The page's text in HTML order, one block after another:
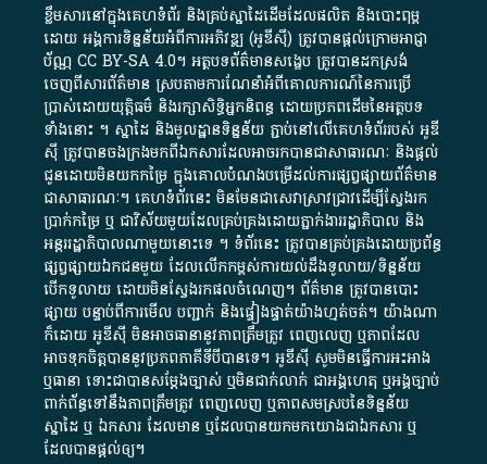
ខ្លឹមសារ​នៅ​ក្នុង​គេហទំព័រ និង​គ្រប់​ស្នា​ដៃ​ដើម​ដែល​ផលិត​ និង​បោះពុម្ព​
ដោយ​ អង្គការ​ទិន្នន័យ​អំពី​ការអភិវឌ្ឍ​​ (អូ​ឌី​ស៊ី)​ ត្រូវ​បាន​ផ្តល់​ក្រោម​អាជ្ញា
ប័ណ្ណ​CC BY-SA 4.0។​ អត្ថបទ​ព័ត៌មាន​សង្ខេប​ ត្រូវ​បាន​ដកស្រង់​
ចេញពី​សារព័ត៌មាន ស្របតាមការ​ណែនាំ​អំពី​គោលការណ៍​នៃ​ការ​ប្រើ
ប្រាស់​ដោយ​យុត្តិធម៌​ និង​រក្សាសិទ្ធិអ្នកនិពន្ធ ដោយ​ប្រភពដើម​នៃ​​អត្ថបទ
ទាំង​នោះ​ ។​ ស្នាដៃ​ និង​មូលដ្ឋាន​ទិន្នន័យ ​ភ្ជាប់​នៅ​លើ​គេហទំព័រ​របស់​ អូ​ឌី​
ស៊ី​ ត្រូវ​បាន​ចងក្រង​មក​ពី​ឯកសារ​ដែល​អាច​រក​បានជា​សាធារណៈ​ និង​ផ្តល់​
ជូន​ដោយ​មិន​យក​កម្រៃ​ ក្នុង​គោលបំណង​បម្រើ​ដល់ការ​ផ្សព្វផ្សាយ​ព័ត៌មាន​
ជា​សាធារណៈ​។​ គេហទំព័រ​នេះ​ មិនមែន​ជា​សេវា​ស្រាវជ្រាវ​ដើម្បី​ស្វែងរក
ប្រាក់​កម្រៃ​ ឬ​ ជា​វិស័យ​មួយ​ដែល​គ្រប់គ្រង​ដោយ​ភ្នាក់ងារ​រដ្ឋាភិបាល​ និង ​
អន្តររដ្ឋាភិបាល​ណាមួយ​នោះ​ទេ ​។​ ទំព័រ​នេះ​ ត្រូវ​បាន​គ្រប់គ្រង​ដោយ​ប្រព័ន្ធ​
ផ្សព្វផ្សាយ​ឯកជន​មួយ​ ដែល​លើកកម្ពស់​ការ​យល់​ដឹង​ទូលាយ​/​ទិន្នន័យ​
បើក​ទូលាយ​ ដោយ​មិនស្វែង​រក​ផល​ចំណេញ​។​ ព័ត៌មាន​ ត្រូវ​បាន​បោះ
ផ្សាយ​ បន្ទាប់​ពី​ការ​មើល​ បញ្ជាក់​ និង​ផ្ទៀងផ្ទាត់​យ៉ាង​ហ្មត់ចត់​។​ យ៉ាងណា​
ក៏​ដោយ​ អូ​ឌី​ស៊ី​ មិន​អាច​ធានា​នូវ​ភាព​ត្រឹមត្រូវ​ ពេញលេញ​ ឬ​ភាព​ដែល​
អាច​ទុកចិត្ត​បាននូវ​ប្រភព​ភាគី​ទី​បី​បាន​ទេ​។​ អូ​ឌី​ស៊ី​ សូម​មិន​ធ្វើការ​អះអាង​
ឬ​ធានា​ ទោះជា​បាន​សម្តែង​ច្បាស់​ ឬ​មិន​ជាក់លាក់​ ជា​អង្គហេតុ​ ឬ​អង្គច្បាប់​
ពាក់ព័ន្ធ​ទៅ​នឹង​ភាព​ត្រឹមត្រូវ​ ពេញលេញ​ ឬ​ភាព​សម​ស្រប​នៃ​ទិន្នន័យ​
ស្នាដៃ​ ឬ​ ឯកសារ​ ដែល​មាន​ ឬ​ដែល​បាន​យក​មក​យោង​ជា​ឯកសារ​ ឬ​
ដែល​បាន​ផ្តល់​ឲ្យ​។